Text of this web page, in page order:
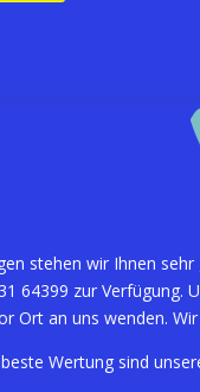
stehen wir Ihnen
64399 zur Verfügung.
Ort an uns wenden.
Wertung sind